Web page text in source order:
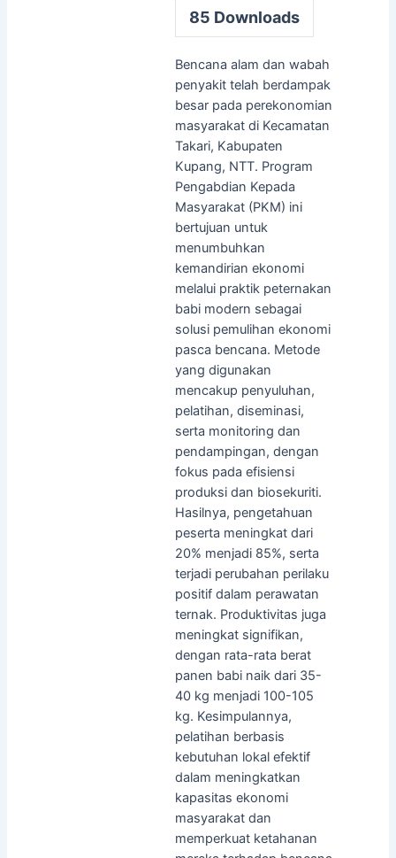
85 Downloads
Bencana alam dan wabah
penyakit telah berdampak
besar pada perekonomian
masyarakat di Kecamatan
Takari, Kabupaten
Kupang, NTT. Program
Pengabdian Kepada
Masyarakat (PKM) ini
bertujuan untuk
menumbuhkan
kemandirian ekonomi
melalui praktik peternakan
babi modern sebagai
solusi pemulihan ekonomi
pasca bencana. Metode
yang digunakan
mencakup penyuluhan,
pelatihan, diseminasi,
serta monitoring dan
pendampingan, dengan
fokus pada efisiensi
produksi dan biosekuriti.
Hasilnya, pengetahuan
peserta meningkat dari
20% menjadi 85%, serta
terjadi perubahan perilaku
positif dalam perawatan
ternak. Produktivitas juga
meningkat signifikan,
dengan rata-rata berat
panen babi naik dari 35-
40 kg menjadi 100-105
kg. Kesimpulannya,
pelatihan berbasis
kebutuhan lokal efektif
dalam meningkatkan
kapasitas ekonomi
masyarakat dan
memperkuat ketahanan